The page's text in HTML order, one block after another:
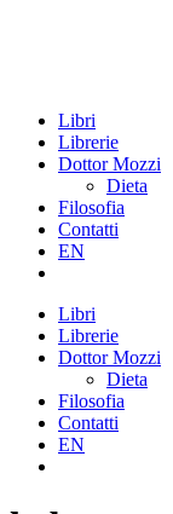
Libri
Librerie
Dottor Mozzi
Dieta
Filosofia
Contatti
EN
Libri
Librerie
Dottor Mozzi
Dieta
Filosofia
Contatti
EN